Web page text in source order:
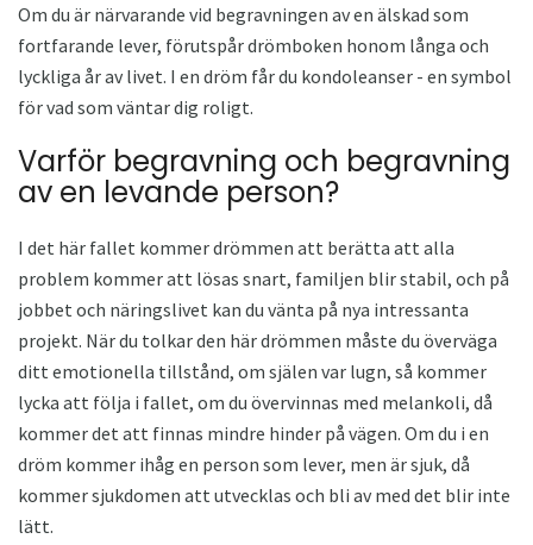
Om du är närvarande vid begravningen av en älskad som
fortfarande lever, förutspår drömboken honom långa och
lyckliga år av livet. I en dröm får du kondoleanser - en symbol
för vad som väntar dig roligt.
Varför begravning och begravning
av en levande person?
I det här fallet kommer drömmen att berätta att alla
problem kommer att lösas snart, familjen blir stabil, och på
jobbet och näringslivet kan du vänta på nya intressanta
projekt. När du tolkar den här drömmen måste du överväga
ditt emotionella tillstånd, om själen var lugn, så kommer
lycka att följa i fallet, om du övervinnas med melankoli, då
kommer det att finnas mindre hinder på vägen. Om du i en
dröm kommer ihåg en person som lever, men är sjuk, då
kommer sjukdomen att utvecklas och bli av med det blir inte
lätt.